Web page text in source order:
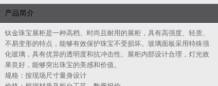
产品简介
钛金珠宝展柜是一种高档、时尚且耐用的展柜，具有高强度、轻质、
不易变形的特点，能够有效保护珠宝不受损坏。玻璃面板采用特殊强
化玻璃，具有优异的透明度和抗冲击性。展柜内部设计合理，灯光效
果良好，能够突出珠宝的美感和价值。
规格：按现场尺寸量身设计